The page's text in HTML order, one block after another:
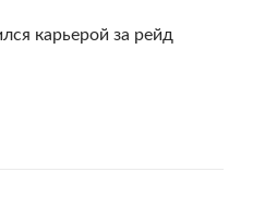
карьерой за рейд